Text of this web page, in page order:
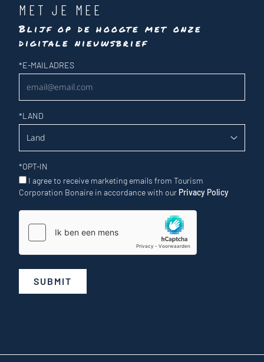
MET JE MEE
Blijf op de hoogte met onze
digitale nieuwsbrief
Nieuwsbrief
*E-MAILADRES
*LAND
*OPT-IN
I agree to receive marketing emails from Tourism
Corporation Bonaire in accordance with our Privacy Policy
SUBMIT